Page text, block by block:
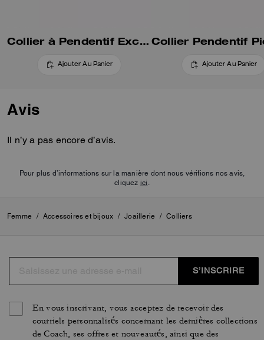
Collier à Pendentif Exclusif Perle Et Cristaux
Ajouter Au Panier Ajouter Au Panier
Avis
Il n’y a pas encore d’avis.
Pour plus d’informations sur la manière dont nous vérifions nos avis,
cliquez ici
Femme / Accessoires et bijoux / Joaillerie / Colliers
S’INSCRIRE
En vous inscrivant, vous acceptez de recevoir des
courriels personnalisés concernant les dernières collections
de Coach, ses offres et nouveautés, ainsi que des